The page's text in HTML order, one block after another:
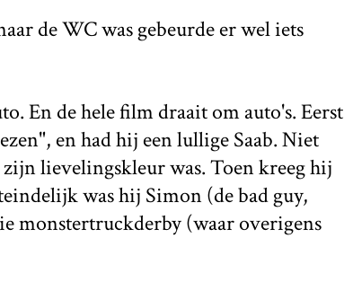
de WC was gebeurde er wel iets
En de hele film draait om auto's. Eerst
en had hij een lullige Saab. Niet
lievelingskleur was. Toen kreeg hij
was hij Simon (de bad guy,
monstertruckderby (waar overigens